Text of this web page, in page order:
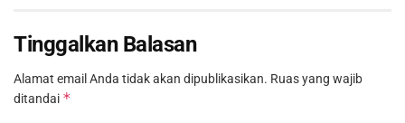
Tinggalkan Balasan
Alamat email Anda tidak akan dipublikasikan. Ruas yang wajib
ditandai *